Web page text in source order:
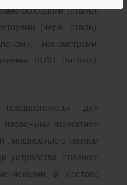
основании (сталь),
(нерж. сталь),
манометрами,
(КИП Danfoss),
для
агрегатами
мощностью в прямом
плавного
в составе